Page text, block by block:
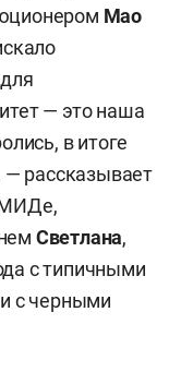
Мао
— это наша
в итоге
— рассказывает
МИДе,
Светлана,
с типичными
с черными